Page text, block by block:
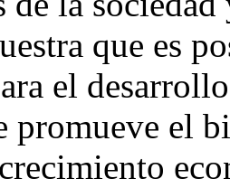
que es
el
promueve el